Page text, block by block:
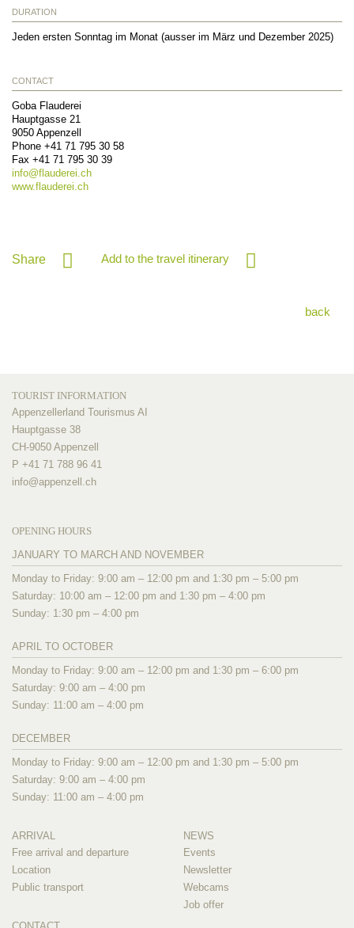
DURATION
Jeden ersten Sonntag im Monat (ausser im März und Dezember 2025)
CONTACT
Goba Flauderei
Hauptgasse 21
9050 Appenzell
Phone +41 71 795 30 58
Fax +41 71 795 30 39
info@flauderei.ch
www.flauderei.ch
Share Add to the travel itinerary
back
TOURIST INFORMATION
Appenzellerland Tourismus AI
Hauptgasse 38
CH-9050 Appenzell
P +41 71 788 96 41
info@appenzell.ch
OPENING HOURS
JANUARY TO MARCH AND NOVEMBER
Monday to Friday: 9:00 am – 12:00 pm and 1:30 pm – 5:00 pm
Saturday: 10:00 am – 12:00 pm and 1:30 pm – 4:00 pm
Sunday: 1:30 pm – 4:00 pm
APRIL TO OCTOBER
Monday to Friday: 9:00 am – 12:00 pm and 1:30 pm – 6:00 pm
Saturday: 9:00 am – 4:00 pm
Sunday: 11:00 am – 4:00 pm
DECEMBER
Monday to Friday: 9:00 am – 12:00 pm and 1:30 pm – 5:00 pm
Saturday: 9:00 am – 4:00 pm
Sunday: 11:00 am – 4:00 pm
ARRIVAL
Free arrival and departure
Location
Public transport
NEWS
Events
Newsletter
Webcams
Job offer